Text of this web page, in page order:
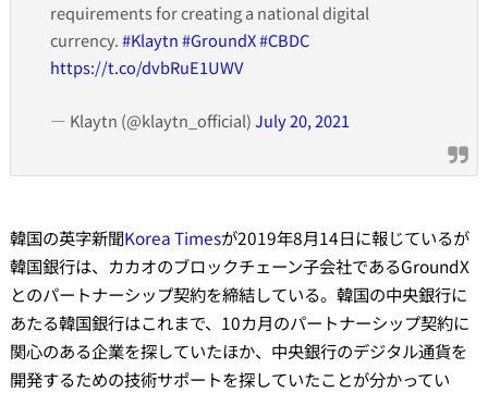
requirements for creating a national digital
currency.#Klaytn #GroundX#CBDC
https://t.co/dvbRuE1UWV
— Klaytn (@klaytn_official)July 20, 2021
韓国の英字新聞Korea Timesが2019年8月14日に報じているが
韓国銀行は、カカオのブロックチェーン子会社であるGroundX
とのパートナーシップ契約を締結している。韓国の中央銀行に
あたる韓国銀行はこれまで、10カ月のパートナーシップ契約に
関心のある企業を探していたほか、中央銀行のデジタル通貨を
開発するための技術サポートを探していたことが分かってい